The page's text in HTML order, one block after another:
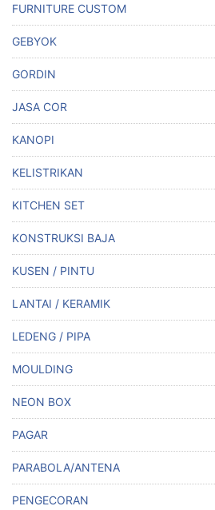
FURNITURE CUSTOM
GEBYOK
GORDIN
JASA COR
KANOPI
KELISTRIKAN
KITCHEN SET
KONSTRUKSI BAJA
KUSEN / PINTU
LANTAI / KERAMIK
LEDENG / PIPA
MOULDING
NEON BOX
PAGAR
PARABOLA/ANTENA
PENGECORAN